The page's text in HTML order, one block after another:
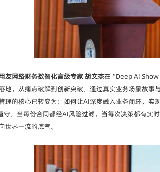
友网络财务数智化高级专家 胡文杰在“Deep AI Show
地，从痛点破解到创新突破，通过真实业务场景故
理的核心已转变为：如何让AI深度融入业务闭环，
守，当每份合同都经AI风险过滤，当每次决策都有实
世界一流的底气。